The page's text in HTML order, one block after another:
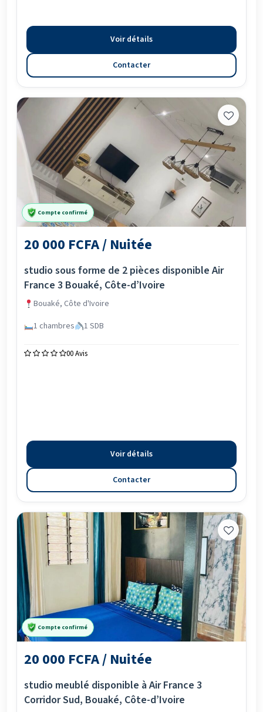
Voir détails
Contacter
Compte confirmé
20 000 FCFA / Nuitée
studio sous forme de 2 pièces disponible Air
France 3 Bouaké, Côte-d’Ivoire
Bouaké, Côte d'Ivoire
1 chambres
1 SDB
00 Avis
Voir détails
Contacter
Compte confirmé
20 000 FCFA / Nuitée
studio meublé disponible à Air France 3
Corridor Sud, Bouaké, Côte-d’Ivoire